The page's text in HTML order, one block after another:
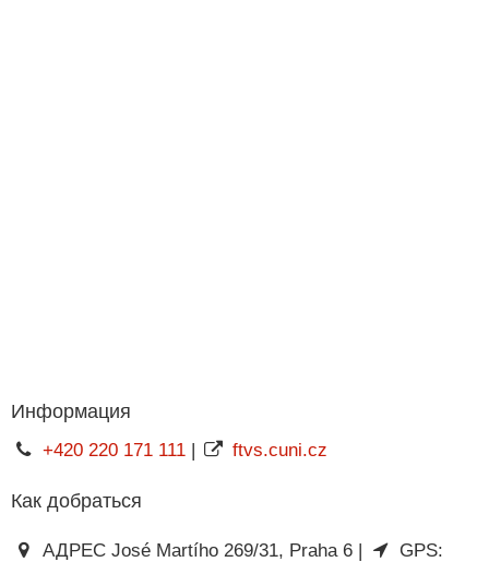
Информация
+420 220 171 111| ftvs.cuni.cz
Как добраться
АДРЕС José Martího 269/31, Praha 6 |
GPS: